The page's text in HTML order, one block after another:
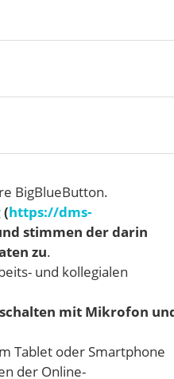
BigBlueButton.
https://dms-
stimmen der darin
zu.
und kollegialen
mit Mikrofon
Tablet oder Smartphone
der Online-